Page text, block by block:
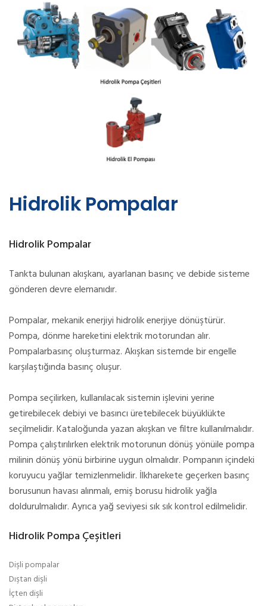
Hidrolik Pompalar
Hidrolik Pompalar
Tankta bulunan akışkanı, ayarlanan basınç ve debide sisteme
gönderen devre elemanıdır.
Pompalar, mekanik enerjiyi hidrolik enerjiye dönüştürür.
Pompa, dönme hareketini elektrik motorundan alır.
Pompalarbasınç oluşturmaz. Akışkan sistemde bir engelle
karşılaştığında basınç oluşur.
Pompa seçilirken, kullanılacak sistemin işlevini yerine
getirebilecek debiyi ve basıncı üretebilecek büyüklükte
seçilmelidir. Kataloğunda yazan akışkan ve filtre kullanılmalıdır.
Pompa çalıştırılırken elektrik motorunun dönüş yönüile pompa
milinin dönüş yönü birbirine uygun olmalıdır. Pompanın içindeki
koruyucu yağlar temizlenmelidir. İlkharekete geçerken basınç
borusunun havası alınmalı, emiş borusu hidrolik yağla
doldurulmalıdır. Ayrıca yağ seviyesi sık sık kontrol edilmelidir.
Hidrolik Pompa Çeşitleri
Dişli pompalar
Dıştan dişli
İçten dişli